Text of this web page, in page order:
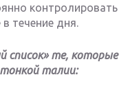
контролировать
течение дня.
список» те, которые
талии: